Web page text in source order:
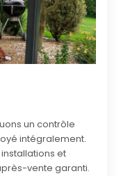
un contrôle
intégralement.
et
vente garanti.